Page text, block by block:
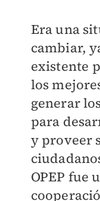
Era una
cambiar,
existente
los
generar
para
y proveer
OPEP fue